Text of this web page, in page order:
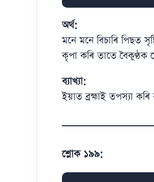
অৰ্থ:
মনে মনে বিচাৰি পিছত
কৃপা কৰি তাতে বৈকুণ্ঠক
ব্যাখ্যা:
ইয়াত ব্ৰহ্মাই তপস্যা
শ্লোক ১৯৯: